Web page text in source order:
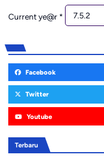
Current ye@r *
Facebook
Twitter
Youtube
Terbaru